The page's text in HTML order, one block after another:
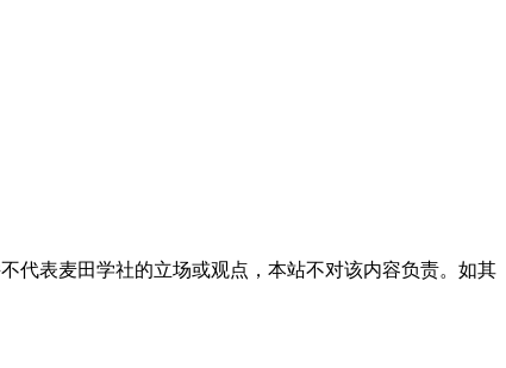
代表麦田学社的立场或观点，本站不对该内容负责。如其